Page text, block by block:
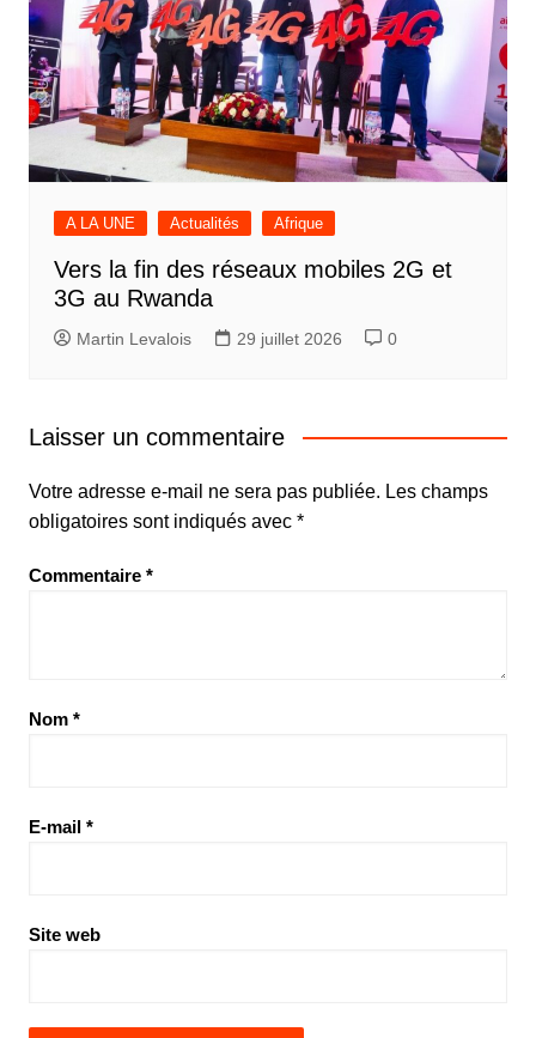
A LA UNE Actualités Afrique
Vers la fin des réseaux mobiles 2G et
3G au Rwanda
Martin Levalois 29 juillet 2026 0
Laisser un commentaire
Votre adresse e-mail ne sera pas publiée. Les champs
obligatoires sont indiqués avec *
Commentaire *
Nom *
E-mail *
Site web